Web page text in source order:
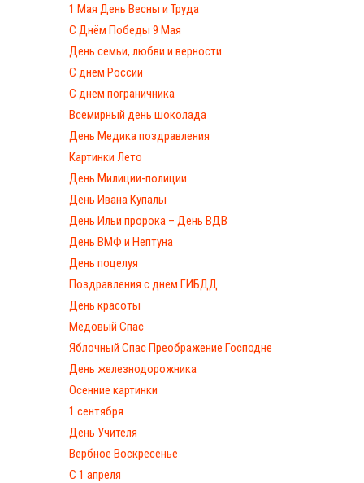
1 Мая День Весны и Труда
С Днём Победы 9 Мая
День семьи, любви и верности
С днем России
С днем пограничника
Всемирный день шоколада
День Медика поздравления
Картинки Лето
День Милиции-полиции
День Ивана Купалы
День Ильи пророка – День ВДВ
День ВМФ и Нептуна
День поцелуя
Поздравления с днем ГИБДД
День красоты
Медовый Спас
Яблочный Спас Преображение Господне
День железнодорожника
Осенние картинки
1 сентября
День Учителя
Вербное Воскресенье
С 1 апреля